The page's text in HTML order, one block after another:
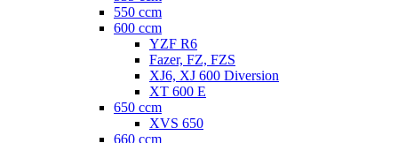
550 ccm
600 ccm
YZF R6
Fazer, FZ, FZS
XJ6, XJ 600 Diversion
XT 600 E
650 ccm
XVS 650
660 ccm